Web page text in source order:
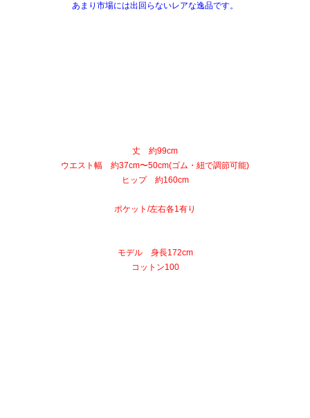
あまり市場には出回らないレアな逸品です。
丈 約99cm
ウエスト幅 約37cm〜50cm(ゴム・紐で調節可能)
ヒップ 約160cm
ポケット/左右各1有り
モデル 身長172cm
コットン100